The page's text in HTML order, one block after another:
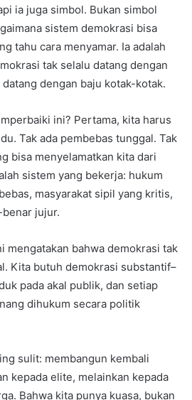
ia juga simbol. Bukan simbol
sistem demokrasi bisa
tahu cara menyamar. Ia adalah
tak selalu datang dengan
dengan baju kotak-kotak.
ini? Pertama, kita harus
Tak ada pembebas tunggal. Tak
bisa menyelamatkan kita dari
sistem yang bekerja: hukum
masyarakat sipil yang kritis,
jujur.
mengatakan bahwa demokrasi tak
Kita butuh demokrasi substantif–
pada akal publik, dan setiap
dihukum secara politik
sulit: membangun kembali
kepada elite, melainkan kepada
Bahwa kita punya kuasa, bukan